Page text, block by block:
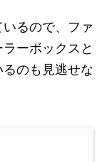
るので、ファ
ーボックスと
のも見逃せな